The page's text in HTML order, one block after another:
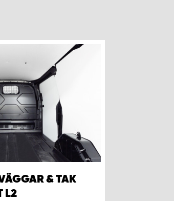
& TAK
L2